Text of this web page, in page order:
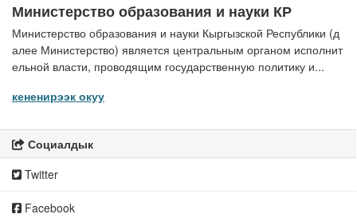
Министерство образования и науки КР
Министерство образования и науки Кыргызской Республики (д
алее Министерство) является центральным органом исполнит
ельной власти, проводящим государственную политику и...
кененирээк окуу
Социалдык
Twitter
Facebook